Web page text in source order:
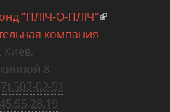
"ПЛIЧ-О-ПЛIЧ"
компания
Киев,
8
507-02-51